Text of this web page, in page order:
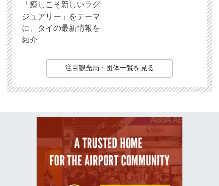
「癒しこそ新しいラグ
ジュアリー」をテーマ
に、タイの最新情報を
紹介
注目観光局・団体一覧を見る